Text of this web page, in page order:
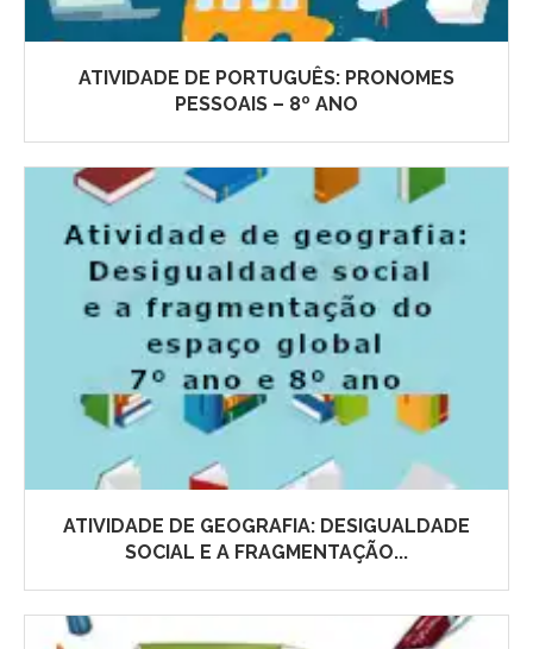
ATIVIDADE DE PORTUGUÊS: PRONOMES
PESSOAIS – 8º ANO
ATIVIDADE DE GEOGRAFIA: DESIGUALDADE
SOCIAL E A FRAGMENTAÇÃO...